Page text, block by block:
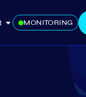
MONITORING